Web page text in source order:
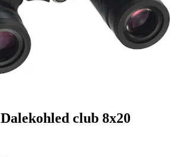
Dalekohled club 8x20